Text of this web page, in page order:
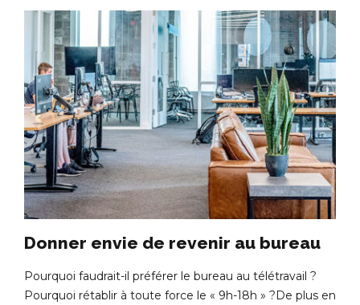
Donner envie de revenir au bureau
Pourquoi faudrait-il préférer le bureau au télétravail ?
Pourquoi rétablir à toute force le « 9h-18h » ?De plus en